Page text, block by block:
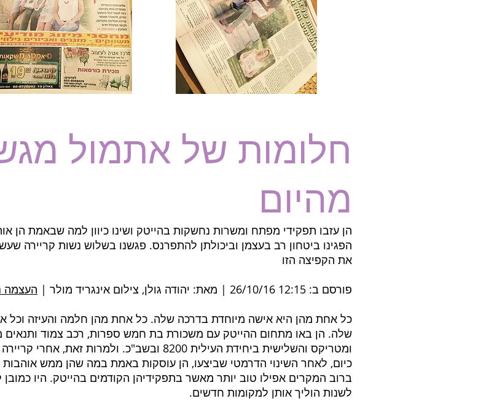
חלומות של אתמול
מהיום
הן עזבו תפקידי מפתח ומשרות נחשקות בהייטק ושינו כיוון למה שבאמת הן
הפגינו ביטחון רב בעצמן וביכולתן להתפרנס. פגשנו בשלוש נשות קריירה
את הקפיצה הזו
פורסם ב: 12:15 26/10/16 | מאת: יהודה גולן, צילום אינגריד מולר |
העצמה
כל אחת מהן היא אישה מיוחדת בדרכה שלה. כל אחת מהן חלמה והעיזה
ומטריקס והשלישית ביחידת העילית 8200 ובשב"כ. ולמרות זאת, אחרי קריירה ארוכת שנים בהייטק, הן העיזו לבצע מהפך פרטי.
כיום, לאחר השינוי הדרמטי שביצעו, הן עוסקות באמת במה שהן ממש
ברוב המקרים אפילו טוב יותר מאשר בתפקידיהן הקודמים בהייטק. היו
לשנות הוליך אותן למקומות חדשים.